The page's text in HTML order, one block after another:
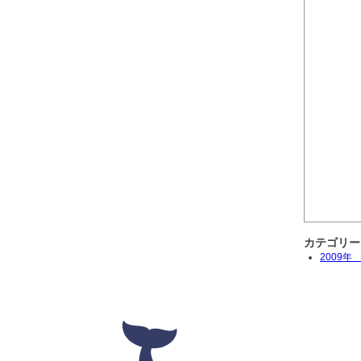
カテゴリー
2009年